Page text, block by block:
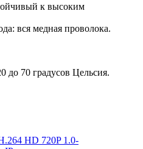
к высоким
вся медная проволока.
до 70 градусов Цельсия.